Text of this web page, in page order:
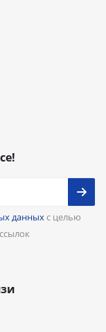
данныхс целью